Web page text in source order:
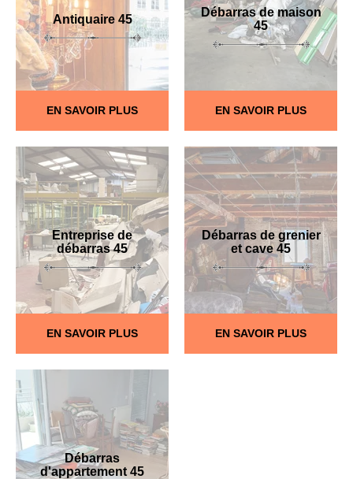
Antiquaire 45
EN SAVOIR PLUS
Débarras de maison
45
EN SAVOIR PLUS
Entreprise de
débarras 45
EN SAVOIR PLUS
Débarras de grenier
et cave 45
EN SAVOIR PLUS
Débarras
d'appartement 45